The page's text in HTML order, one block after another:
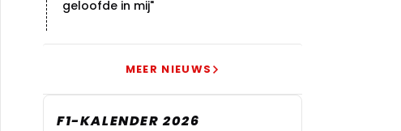
geloofde in mij"
MEER NIEUWS
F1-KALENDER 2026